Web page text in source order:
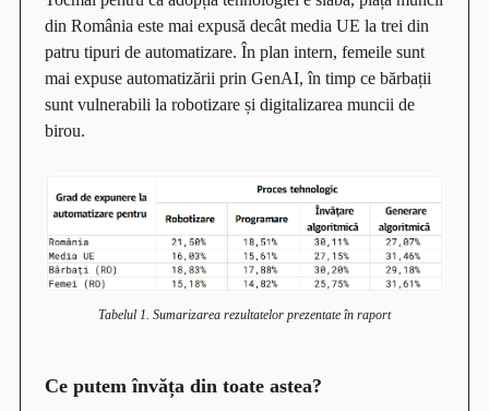
din România este mai expusă decât media UE la trei din
patru tipuri de automatizare. În plan intern, femeile sunt
mai expuse automatizării prin GenAI, în timp ce bărbații
sunt vulnerabili la robotizare și digitalizarea muncii de
birou.
Tabelul 1. Sumarizarea rezultatelor prezentate în raport
Ce putem învăța din toate astea?